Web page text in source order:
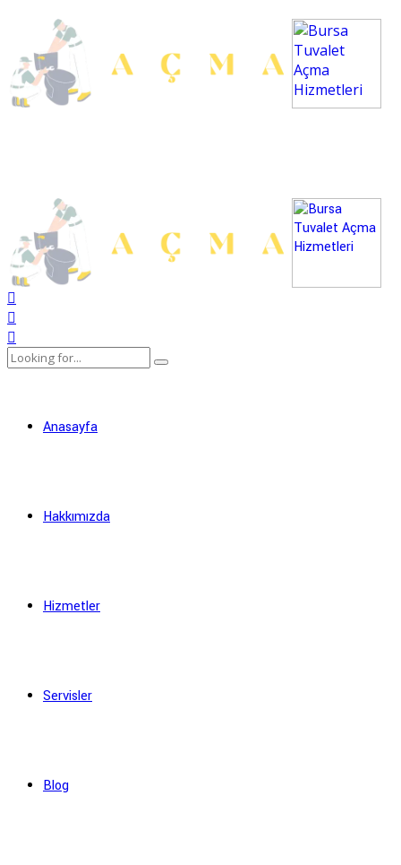
Anasayfa
Hakkımızda
Hizmetler
Servisler
Blog